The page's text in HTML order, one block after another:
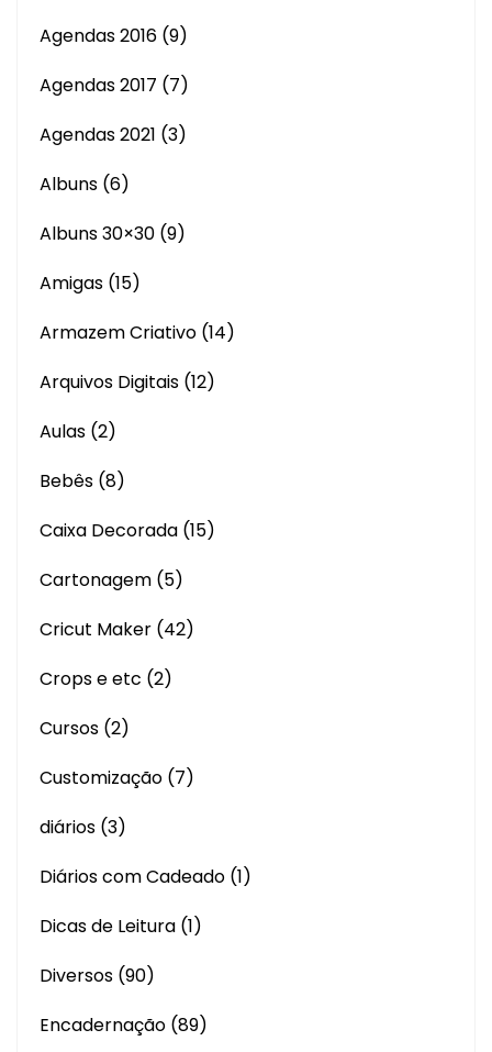
Agendas 2016 (9)
Agendas 2017 (7)
Agendas 2021 (3)
Albuns (6)
Albuns 30×30 (9)
Amigas (15)
Armazem Criativo (14)
Arquivos Digitais (12)
Aulas (2)
Bebês (8)
Caixa Decorada (15)
Cartonagem (5)
Cricut Maker (42)
Crops e etc (2)
Cursos (2)
Customização (7)
diários (3)
Diários com Cadeado (1)
Dicas de Leitura (1)
Diversos (90)
Encadernação (89)